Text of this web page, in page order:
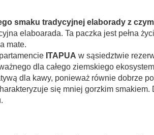
smaku tradycyjnej elaborady z
elaboarada. Ta paczka jest pełna
mate.
ITAPUA w sąsiedztwie
dla całego ziemskiego
dla kawy, ponieważ równie dobrze
się mniej gorzkim